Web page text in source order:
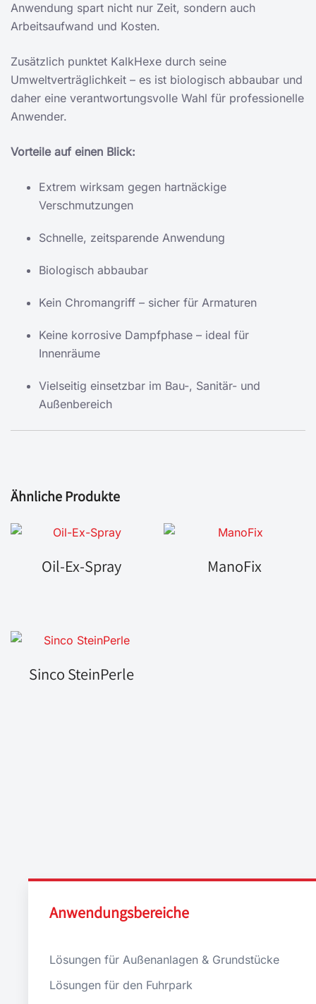
Anwendung spart nicht nur Zeit, sondern auch
Arbeitsaufwand und Kosten.
Zusätzlich punktet KalkHexe durch seine
Umweltverträglichkeit – es ist biologisch abbaubar und
daher eine verantwortungsvolle Wahl für professionelle
Anwender.
Vorteile auf einen Blick:
Extrem wirksam gegen hartnäckige
Verschmutzungen
Schnelle, zeitsparende Anwendung
Biologisch abbaubar
Kein Chromangriff – sicher für Armaturen
Keine korrosive Dampfphase – ideal für
Innenräume
Vielseitig einsetzbar im Bau-, Sanitär- und
Außenbereich
Ähnliche Produkte
Oil-Ex-Spray ManoFix
Sinco SteinPerle
Anwendungsbereiche
Lösungen für Außenanlagen & Grundstücke
Lösungen für den Fuhrpark